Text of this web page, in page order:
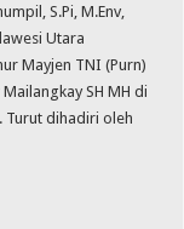
S.Pi, M.Env,
Utara
Mayjen TNI (Purn)
SH MH di
Turut dihadiri oleh